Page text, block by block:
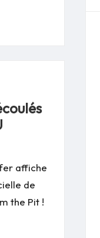
affiche
de
the Pit !